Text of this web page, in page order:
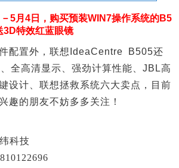
5月4日，购买预装WIN7操作系统的B5
3D特效红蓝眼镜
置外，联想IdeaCentre B505还
全高清显示、强劲计算性能、JBL高
设计、联想拯救系统六大卖点，目前
趣的朋友不妨多多关注！
科技